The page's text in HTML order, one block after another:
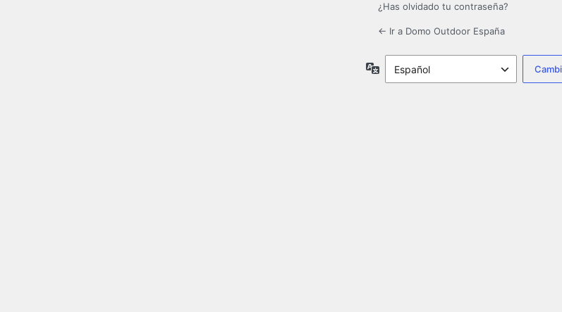
¿Has olvidado tu contraseña?
← Ir a Domo Outdoor España
Idioma